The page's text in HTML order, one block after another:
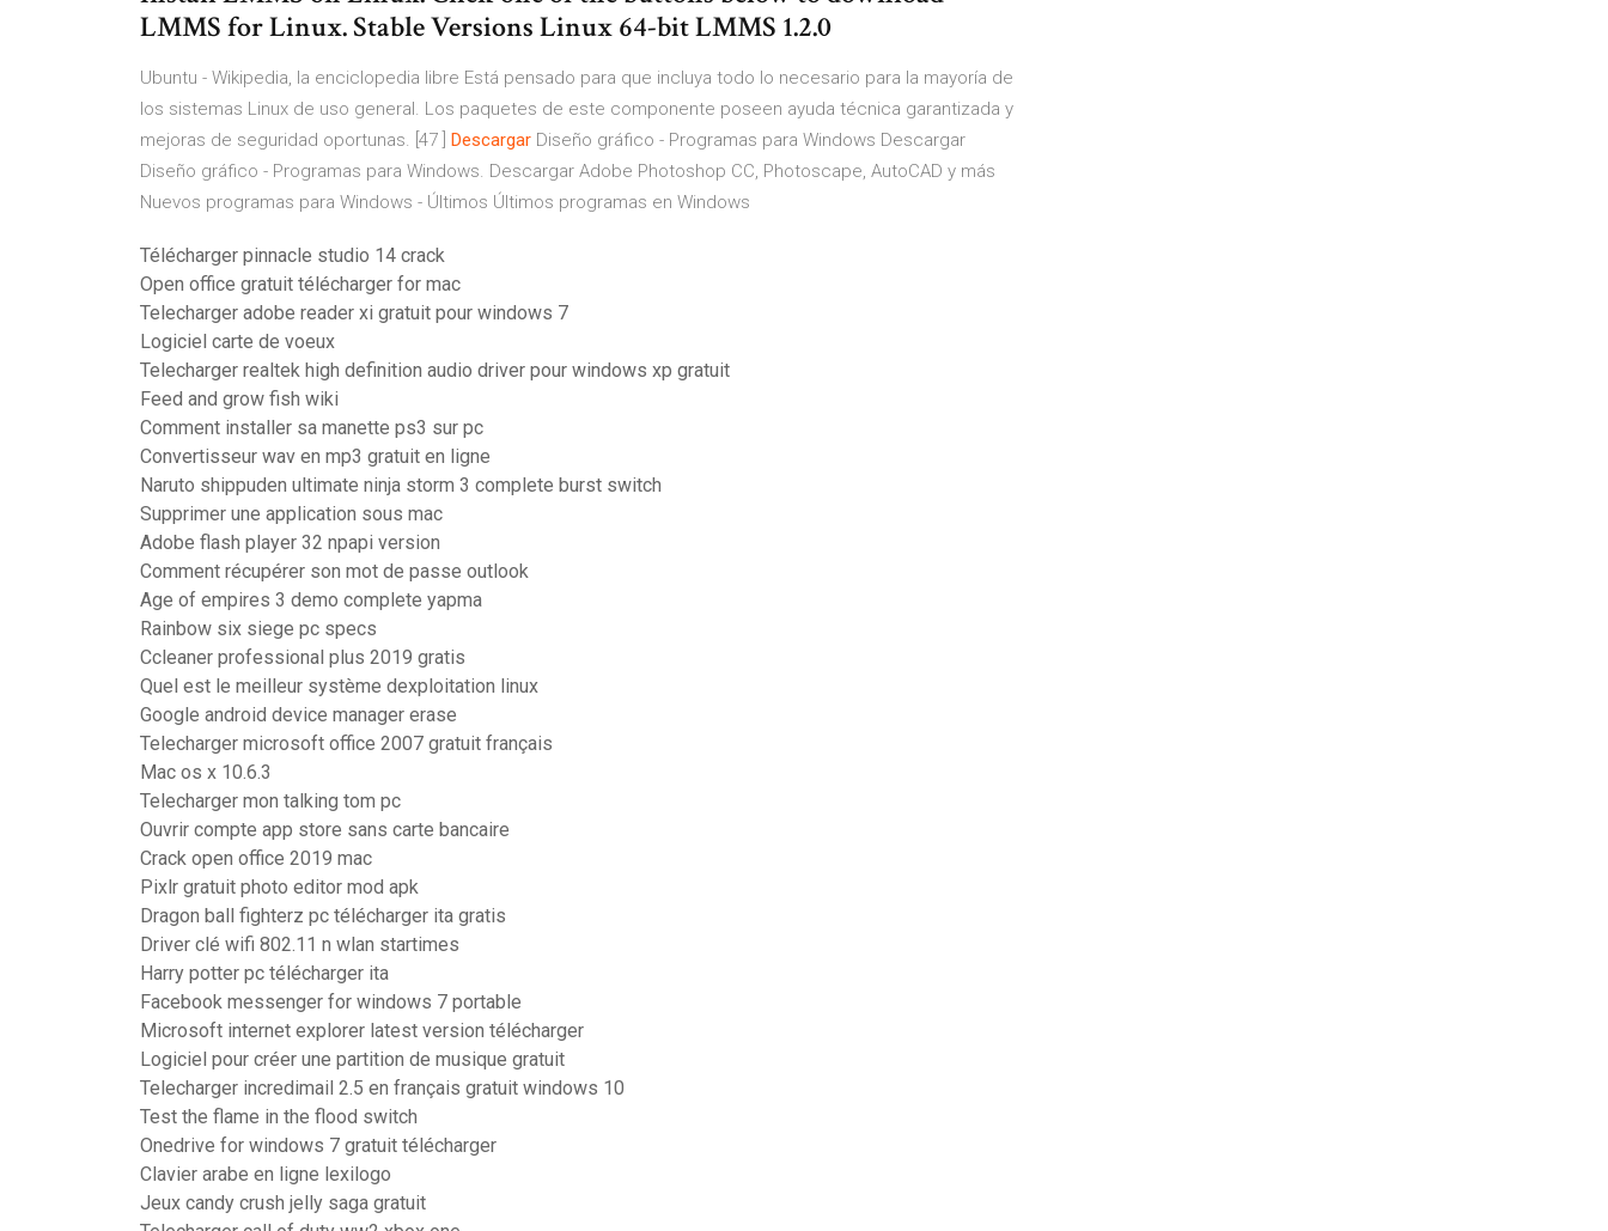
LMMS for Linux. Stable Versions Linux 64-bit LMMS 1.2.0
Ubuntu - Wikipedia, la enciclopedia libre Está pensado para que incluya todo lo necesario para la mayoría de
los sistemas Linux de uso general. Los paquetes de este componente poseen ayuda técnica garantizada y
mejoras de seguridad oportunas. [47 ] Descargar Diseño gráfico - Programas para Windows Descargar
Diseño gráfico - Programas para Windows. Descargar Adobe Photoshop CC, Photoscape, AutoCAD y más
Nuevos programas para Windows - Últimos Últimos programas en Windows
Télécharger pinnacle studio 14 crack
Open office gratuit télécharger for mac
Telecharger adobe reader xi gratuit pour windows 7
Logiciel carte de voeux
Telecharger realtek high definition audio driver pour windows xp gratuit
Feed and grow fish wiki
Comment installer sa manette ps3 sur pc
Convertisseur wav en mp3 gratuit en ligne
Naruto shippuden ultimate ninja storm 3 complete burst switch
Supprimer une application sous mac
Adobe flash player 32 npapi version
Comment récupérer son mot de passe outlook
Age of empires 3 demo complete yapma
Rainbow six siege pc specs
Ccleaner professional plus 2019 gratis
Quel est le meilleur système dexploitation linux
Google android device manager erase
Telecharger microsoft office 2007 gratuit français
Mac os x 10.6.3
Telecharger mon talking tom pc
Ouvrir compte app store sans carte bancaire
Crack open office 2019 mac
Pixlr gratuit photo editor mod apk
Dragon ball fighterz pc télécharger ita gratis
Driver clé wifi 802.11 n wlan startimes
Harry potter pc télécharger ita
Facebook messenger for windows 7 portable
Microsoft internet explorer latest version télécharger
Logiciel pour créer une partition de musique gratuit
Telecharger incredimail 2.5 en français gratuit windows 10
Test the flame in the flood switch
Onedrive for windows 7 gratuit télécharger
Clavier arabe en ligne lexilogo
Jeux candy crush jelly saga gratuit